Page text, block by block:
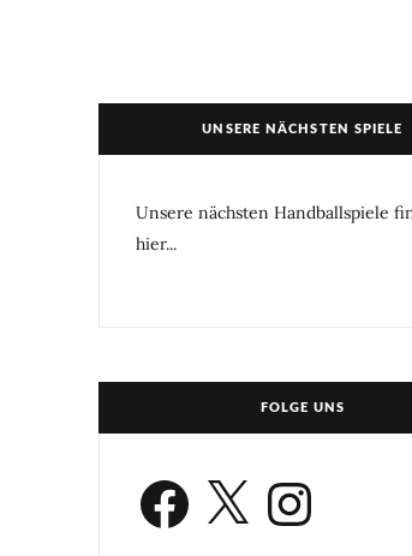
UNSERE NÄCHSTEN SPIELE
Unsere nächsten Handballspiele
hier...
FOLGE UNS
Facebook Instagram